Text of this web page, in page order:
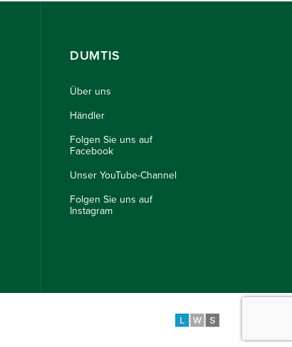
DUMTIS
Über uns
Händler
Folgen Sie uns auf
Facebook
Unser YouTube-Channel
Folgen Sie uns auf
Instagram